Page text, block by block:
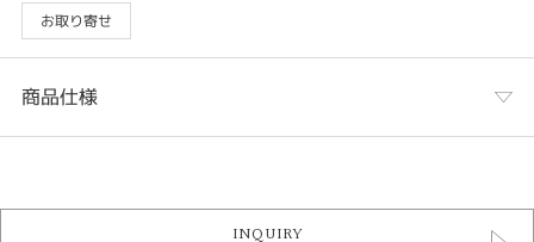
お取り寄せ
商品仕様
NANIS
INQUIRY